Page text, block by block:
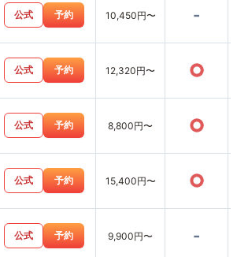
公式 予約 10,450円〜 -
公式 予約 12,320円〜 ○
公式 予約 8,800円〜 ○
公式 予約 15,400円〜 ○
公式 予約 9,900円〜 -